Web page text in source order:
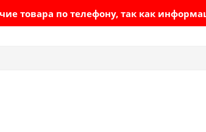
товара по телефону, так как